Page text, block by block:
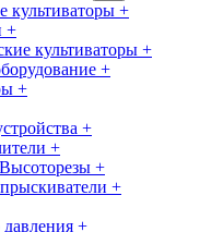
культиваторы +
+
культиваторы +
+
+
+
+
+
+
+